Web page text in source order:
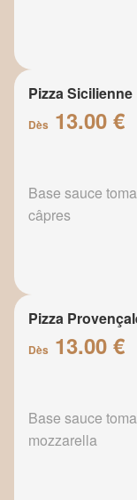
Pizza Sicilienne
Dès 13.00 €
Base sauce
câpres
Pizza
Dès 13.00 €
Base sauce
mozzarella